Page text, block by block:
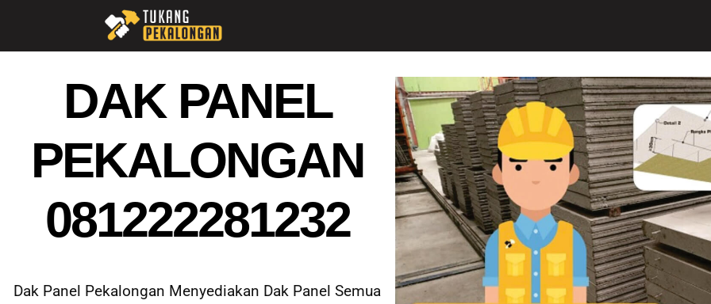
DAK PANEL
PEKALONGAN
081222281232
Dak Panel Pekalongan Menyediakan Dak Panel Semua